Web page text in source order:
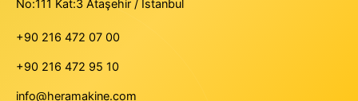
No:111 Kat:3 Ataşehir / İstanbul
+90 216 472 07 00
+90 216 472 95 10
info@heramakine.com